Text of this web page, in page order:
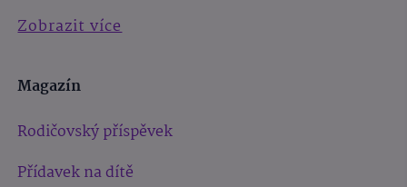
Zobrazit více
Magazín
Rodičovský příspěvek
Přídavek na dítě